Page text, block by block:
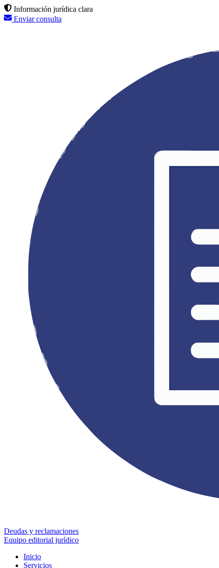
Información jurídica clara
Enviar consulta
Deudas y reclamaciones
Equipo editorial jurídico
Inicio
Servicios